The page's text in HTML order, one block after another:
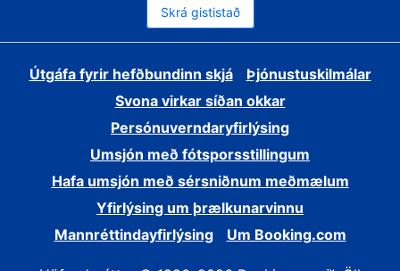
Skrá gististað
Útgáfa fyrir hefðbundinn skjá
Þjónustuskilmálar
Svona virkar síðan okkar
Persónuverndaryfirlýsing
Umsjón með fótsporsstillingum
Hafa umsjón með sérsniðnum meðmælum
Yfirlýsing um þrælkunarvinnu
Mannréttindayfirlýsing
Um Booking.com